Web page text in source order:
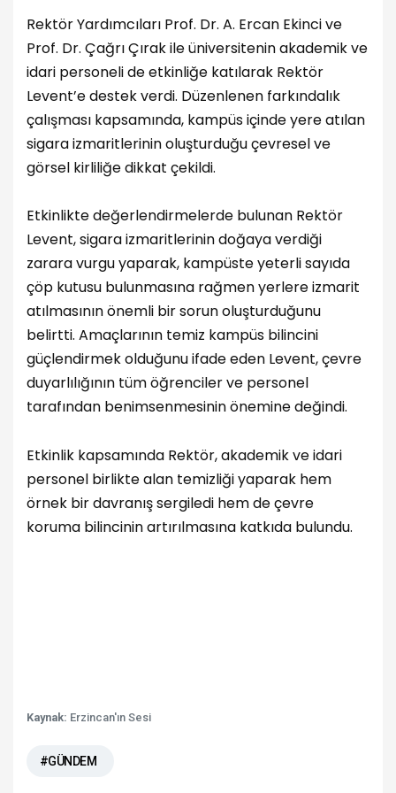
Rektör Yardımcıları Prof. Dr. A. Ercan Ekinci ve
Prof. Dr. Çağrı Çırak ile üniversitenin akademik ve
idari personeli de etkinliğe katılarak Rektör
Levent’e destek verdi. Düzenlenen farkındalık
çalışması kapsamında, kampüs içinde yere atılan
sigara izmaritlerinin oluşturduğu çevresel ve
görsel kirliliğe dikkat çekildi.
Etkinlikte değerlendirmelerde bulunan Rektör
Levent, sigara izmaritlerinin doğaya verdiği
zarara vurgu yaparak, kampüste yeterli sayıda
çöp kutusu bulunmasına rağmen yerlere izmarit
atılmasının önemli bir sorun oluşturduğunu
belirtti. Amaçlarının temiz kampüs bilincini
güçlendirmek olduğunu ifade eden Levent, çevre
duyarlılığının tüm öğrenciler ve personel
tarafından benimsenmesinin önemine değindi.
Etkinlik kapsamında Rektör, akademik ve idari
personel birlikte alan temizliği yaparak hem
örnek bir davranış sergiledi hem de çevre
koruma bilincinin artırılmasına katkıda bulundu.
Kaynak: Erzincan'ın Sesi
#GÜNDEM